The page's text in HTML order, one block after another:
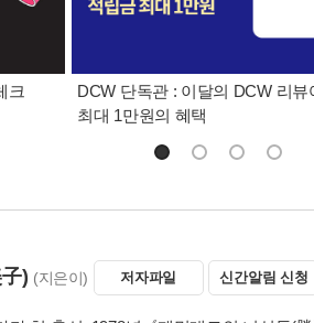
크
DCW 단독관 : 이달의 DCW 리뷰
최대 1만원의 혜택
) (지은이) 저자파일 신간알림 신청